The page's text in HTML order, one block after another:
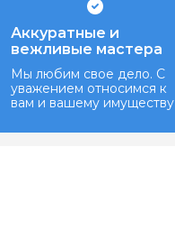
Аккуратные и
вежливые мастера
Мы любим свое дело. С
уважением относимся к
вам и вашему имуществу